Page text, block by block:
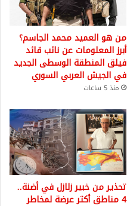
من هو العميد محمد الجاسم؟
أبرز المعلومات عن نائب قائد
فيلق المنطقة الوسطى الجديد
في الجيش العربي السوري
منذ 5 ساعات
تحذير من خبير زلازل في أضنة..
4 مناطق أكثر عرضة لمخاطر